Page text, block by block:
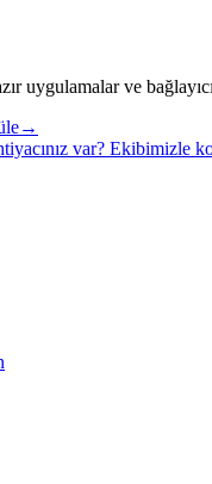
uygulamalar ve
→
var? Ekibimizle